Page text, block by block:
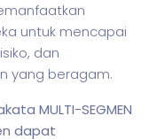
untuk mencapai
dan
yang beragam.
MULTI-SEGMEN
dapat